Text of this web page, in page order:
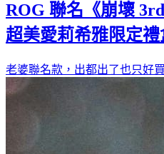
ROG 聯名《崩壞
超美愛莉希雅限定
老婆聯名款，出都出了也只好